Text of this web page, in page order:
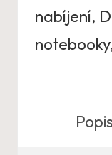
nabíjení,
notebooky
Popis